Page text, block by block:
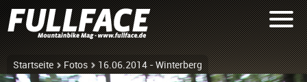
Startseite Fotos 16.06.2014 - Winterberg